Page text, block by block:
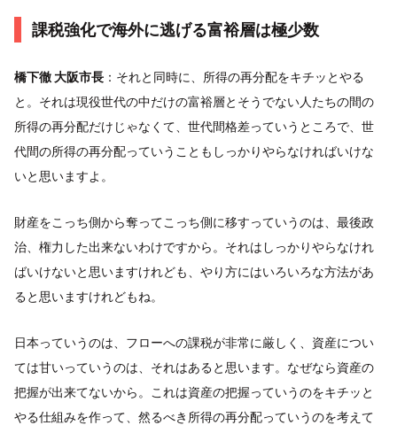
課税強化で海外に逃げる富裕層は極少数
橋下徹 大阪市長 ：それと同時に、所得の再分配をキチッとやる
と。それは現役世代の中だけの富裕層とそうでない人たちの間の
所得の再分配だけじゃなくて、世代間格差っていうところで、世
代間の所得の再分配っていうこともしっかりやらなければいけな
いと思いますよ。
財産をこっち側から奪ってこっち側に移すっていうのは、最後政
治、権力した出来ないわけですから。それはしっかりやらなけれ
ばいけないと思いますけれども、やり方にはいろいろな方法があ
ると思いますけれどもね。
日本っていうのは、フローへの課税が非常に厳しく、資産につい
ては甘いっていうのは、それはあると思います。なぜなら資産の
把握が出来てないから。これは資産の把握っていうのをキチッと
やる仕組みを作って、然るべき所得の再分配っていうのを考えて